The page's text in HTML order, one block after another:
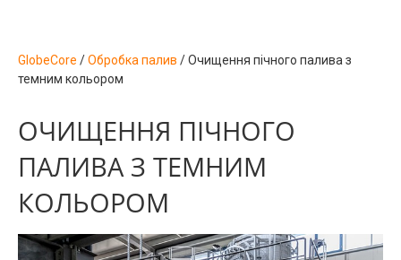
GlobeCore /Обробка палив /Очищення пічного палива з
темним кольором
ОЧИЩЕННЯ ПІЧНОГО
ПАЛИВА З ТЕМНИМ
КОЛЬОРОМ